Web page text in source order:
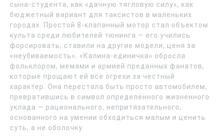
сына-студента, как «дачную тягловую силу», как
бюджетный вариант для таксистов в маленьких
городах. Простой 8-клапанный мотор стал объектом
культа среди любителей тюнинга — его учились
форсировать, ставили на другие модели, ценя за
«неубиваемость». «Калина-единичка» обросла
фольклором, мемами и армией преданных фанатов,
которые прощают ей все огрехи за честный
характер. Она перестала быть просто автомобилем,
превратившись в символ определённого жизненного
уклада — рационального, непритязательного,
основанного на умении обходиться малым и ценить
суть, а не оболочку.